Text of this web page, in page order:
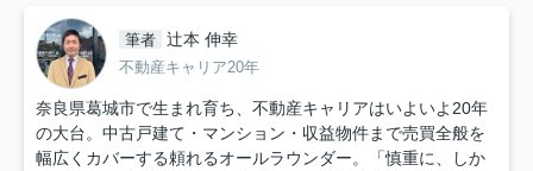
筆者 辻本 伸幸
不動産キャリア20年
奈良県葛城市で生まれ育ち、不動産キャリアはいよいよ20年
の大台。中古戸建て・マンション・収益物件まで売買全般を
幅広くカバーする頼れるオールラウンダー。「慎重に、しか